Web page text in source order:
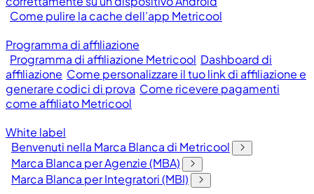
Come pulire la cache dell’app Metricool
Programma di affiliazione
Programma di affiliazione Metricool Dashboard di
affiliazione Come personalizzare il tuo link di affiliazione e
generare codici di prova Come ricevere pagamenti
come affiliato Metricool
White label
Benvenuti nella Marca Blanca di Metricool
Marca Blanca per Agenzie (MBA)
Marca Blanca per Integratori (MBI)